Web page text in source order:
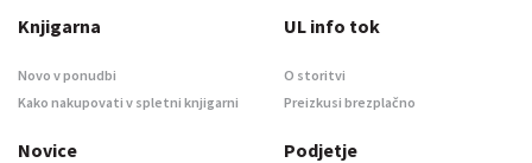
Knjigarna
Novo v ponudbi
Kako nakupovati v spletni knjigarni
UL info tok
O storitvi
Preizkusi brezplačno
Novice Podjetje